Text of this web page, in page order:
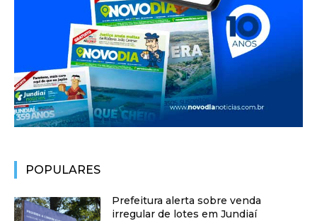
POPULARES
Prefeitura alerta sobre venda
irregular de lotes em Jundiaí